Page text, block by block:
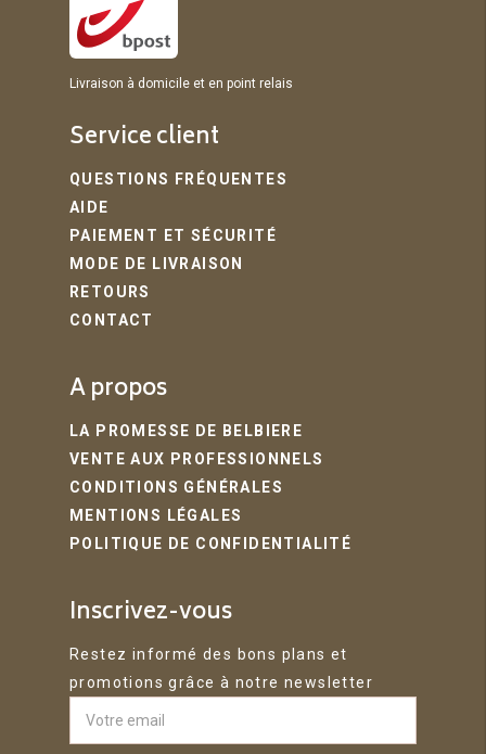
Livraison à domicile et en point relais
Service client
QUESTIONS FRÉQUENTES
AIDE
PAIEMENT ET SÉCURITÉ
MODE DE LIVRAISON
RETOURS
CONTACT
A propos
LA PROMESSE DE BELBIERE
VENTE AUX PROFESSIONNELS
CONDITIONS GÉNÉRALES
MENTIONS LÉGALES
POLITIQUE DE CONFIDENTIALITÉ
Inscrivez-vous
Restez informé des bons plans et
promotions grâce à notre newsletter